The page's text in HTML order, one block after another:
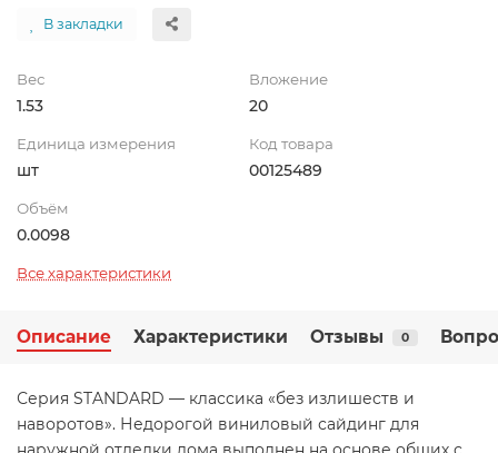
В закладки
Вес
1.53
Вложение
20
Единица измерения
шт
Код товара
00125489
Объём
0.0098
Все характеристики
Описание Характеристики Отзывы 0
Серия STANDARD — классика «без излишеств и
наворотов». Недорогой виниловый сайдинг для